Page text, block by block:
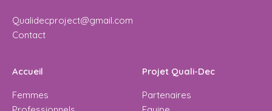
Qualidecproject@gmail.com
Contact
Accueil
Femmes
Projet Quali-Dec
Partenaires